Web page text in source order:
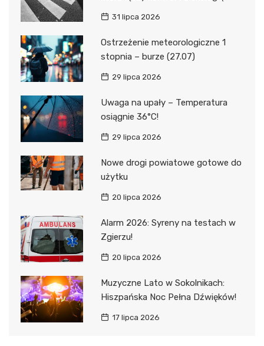
31 lipca 2026
Ostrzeżenie meteorologiczne 1
stopnia – burze (27.07)
29 lipca 2026
Uwaga na upały – Temperatura
osiągnie 36°C!
29 lipca 2026
Nowe drogi powiatowe gotowe do
użytku
20 lipca 2026
Alarm 2026: Syreny na testach w
Zgierzu!
20 lipca 2026
Muzyczne Lato w Sokolnikach:
Hiszpańska Noc Pełna Dźwięków!
17 lipca 2026